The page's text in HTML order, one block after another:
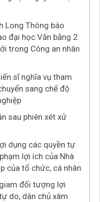
Long Thông báo
đại học Văn bằng 2
trong Công an nhân
sĩ nghĩa vụ tham
sang chế độ
sau phiên xét xử
dụng các quyền tự
lợi ích của Nhà
của tổ chức, cá nhân
đối tượng lợi
do, dân chủ xâm